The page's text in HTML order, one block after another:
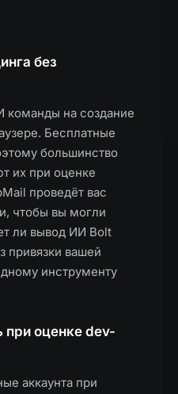
без
команды на создание
Бесплатные
большинство
их при оценке
проведёт вас
чтобы вы могли
ли вывод ИИ Bolt
вашей
инструменту
при оценке dev-
аккаунта при